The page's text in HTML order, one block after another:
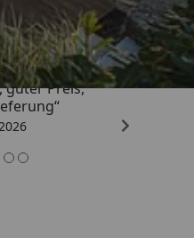
/ 5
guter Preis,